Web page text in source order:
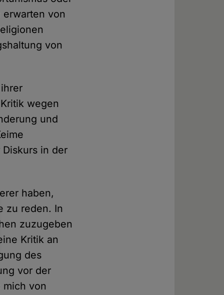
von
von
wegen
und
in der
haben,
zu reden. In
zuzugeben
Kritik an
des
vor der
mich von